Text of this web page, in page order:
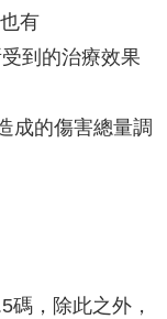
有
到的治療效果
成的傷害總量調
，除此之外，